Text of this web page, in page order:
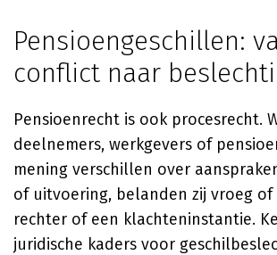
Pensioengeschillen:
conflict naar
Pensioenrecht is ook procesrecht.
deelnemers, werkgevers of
mening verschillen over
of uitvoering, belanden zij vroeg
rechter of een klachteninstantie.
juridische kaders voor